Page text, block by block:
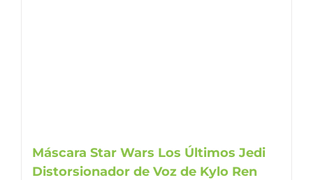
Máscara Star Wars Los Últimos Jedi
Distorsionador de Voz de Kylo Ren